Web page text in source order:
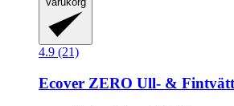
4.9 (21)
Ecover ZERO Ull-​ &